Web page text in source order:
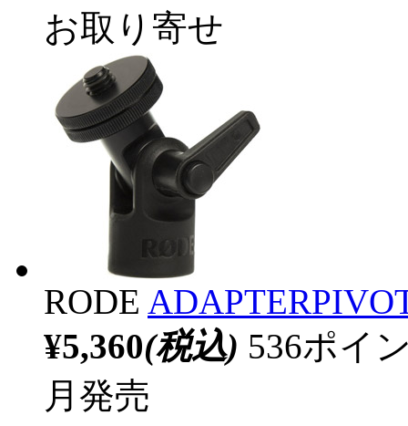
お取り寄せ
RODE
¥5,360(税込) 536ポイ
月発売